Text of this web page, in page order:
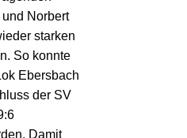
Norbert
starken
So konnte
Ebersbach
der SV
Damit